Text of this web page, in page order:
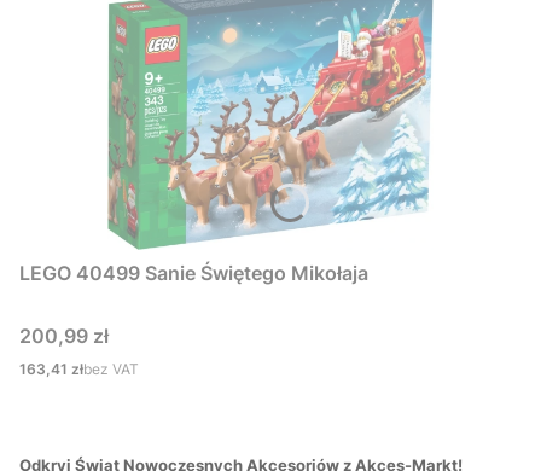
LEGO 40499 Sanie Świętego Mikołaja
Cena
200,99 zł
Cena
163,41 złbez VAT
Odkryj Świat Nowoczesnych Akcesoriów z Akces-Markt!